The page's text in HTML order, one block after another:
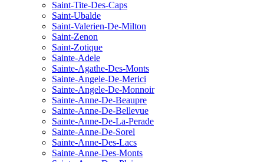
Saint-Tite-Des-Caps
Saint-Ubalde
Saint-Valerien-De-Milton
Saint-Zenon
Saint-Zotique
Sainte-Adele
Sainte-Agathe-Des-Monts
Sainte-Angele-De-Merici
Sainte-Angele-De-Monnoir
Sainte-Anne-De-Beaupre
Sainte-Anne-De-Bellevue
Sainte-Anne-De-La-Perade
Sainte-Anne-De-Sorel
Sainte-Anne-Des-Lacs
Sainte-Anne-Des-Monts